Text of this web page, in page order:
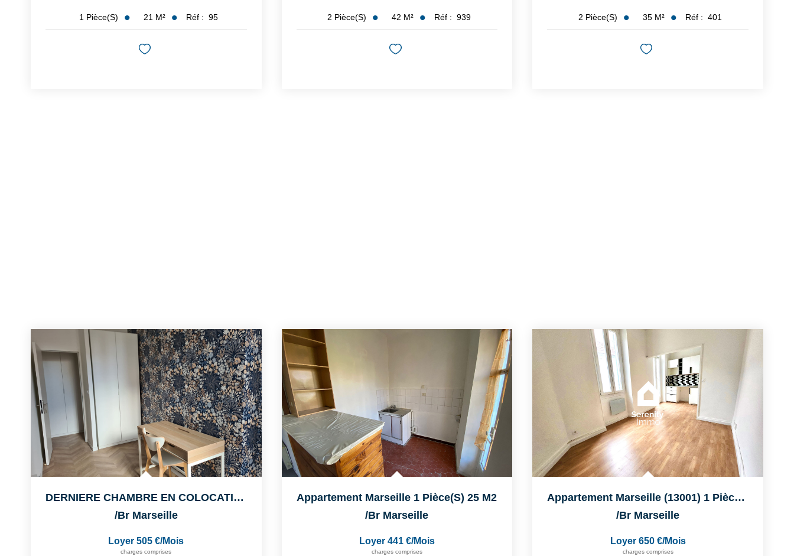
1 Pièce(s) 21 M² Réf : 95 2 Pièce(s) 42 M² Réf : 939 2 Pièce(s) 35 M² Réf : 401
DERNIERE CHAMBRE EN COLOCATION - T5 Meublé De 78m²
/br Marseille
Loyer 505 €/mois
charges comprises
Appartement Marseille 1 Pièce(s) 25 M2
/br Marseille
Loyer 441 €/mois
charges comprises
Appartement Marseille (13001) 1 Pièce(s) 23.68 M2
/br Marseille
Loyer 650 €/mois
charges comprises